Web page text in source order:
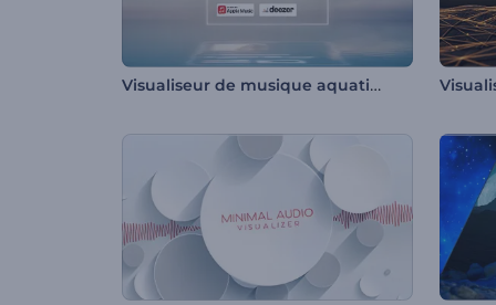
Visualiseur de musique aquatique